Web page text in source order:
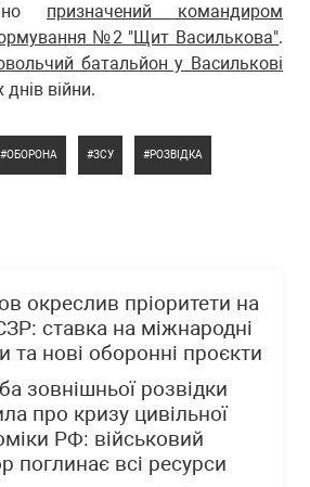
призначений командиром
№2 "Щит Василькова".
батальйон у Василькові
війни.
ОБОРОНА ЗСУ РОЗВІДКА
окреслив пріоритети на
ставка на міжнародні
та нові оборонні проєкти
зовнішньої розвідки
про кризу цивільної
РФ: військовий
поглинає всі ресурси